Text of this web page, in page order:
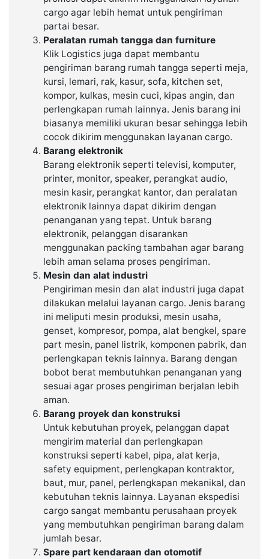
cargo agar lebih hemat untuk pengiriman
partai besar.
Peralatan rumah tangga dan furniture
Klik Logistics juga dapat membantu
pengiriman barang rumah tangga seperti meja,
kursi, lemari, rak, kasur, sofa, kitchen set,
kompor, kulkas, mesin cuci, kipas angin, dan
perlengkapan rumah lainnya. Jenis barang ini
biasanya memiliki ukuran besar sehingga lebih
cocok dikirim menggunakan layanan cargo.
Barang elektronik
Barang elektronik seperti televisi, komputer,
printer, monitor, speaker, perangkat audio,
mesin kasir, perangkat kantor, dan peralatan
elektronik lainnya dapat dikirim dengan
penanganan yang tepat. Untuk barang
elektronik, pelanggan disarankan
menggunakan packing tambahan agar barang
lebih aman selama proses pengiriman.
Mesin dan alat industri
Pengiriman mesin dan alat industri juga dapat
dilakukan melalui layanan cargo. Jenis barang
ini meliputi mesin produksi, mesin usaha,
genset, kompresor, pompa, alat bengkel, spare
part mesin, panel listrik, komponen pabrik, dan
perlengkapan teknis lainnya. Barang dengan
bobot berat membutuhkan penanganan yang
sesuai agar proses pengiriman berjalan lebih
aman.
Barang proyek dan konstruksi
Untuk kebutuhan proyek, pelanggan dapat
mengirim material dan perlengkapan
konstruksi seperti kabel, pipa, alat kerja,
safety equipment, perlengkapan kontraktor,
baut, mur, panel, perlengkapan mekanikal, dan
kebutuhan teknis lainnya. Layanan ekspedisi
cargo sangat membantu perusahaan proyek
yang membutuhkan pengiriman barang dalam
jumlah besar.
Spare part kendaraan dan otomotif